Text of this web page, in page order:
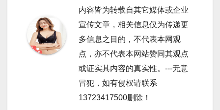
内容皆为转载自其它媒体或企业
宣传文章，相关信息仅为传递更
多信息之目的，不代表本网观
点，亦不代表本网站赞同其观点
或证实其内容的真实性。---无意
冒犯，如有侵权请联系
13723417500删除！